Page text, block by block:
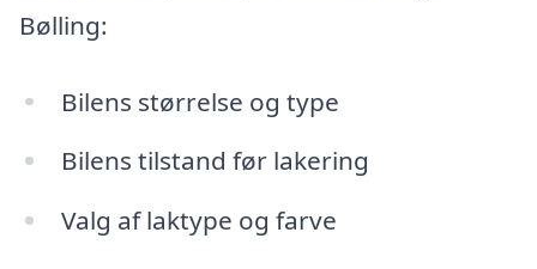
Bølling:
Bilens størrelse og type
Bilens tilstand før lakering
Valg af laktype og farve